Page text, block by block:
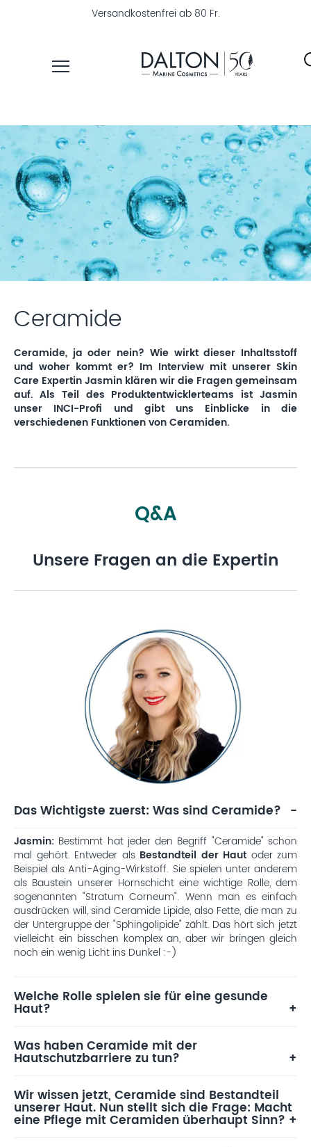
Versandkostenfrei ab 80 Fr.
PFLEGELINIEN
PRODUKTFINDER
ÜBER
DALTON
MAGAZIN
INSTITUTSKOSMETIK
Ceramide
Ceramide, ja oder nein? Wie wirkt dieser Inhaltsstoff
und woher kommt er? Im Interview mit unserer Skin
Care Expertin Jasmin klären wir die Fragen gemeinsam
auf. Als Teil des Produktentwicklerteams ist Jasmin
unser INCI-Profi und gibt uns Einblicke in die
verschiedenen Funktionen von Ceramiden.
Q&A
Unsere Fragen an die Expertin
Das Wichtigste zuerst: Was sind Ceramide?
Jasmin: Bestimmt hat jeder den Begriff "Ceramide" schon
mal gehört. Entweder alsBestandteil der Haut oder zum
Beispiel als Anti-Aging-Wirkstoff. Sie spielen unter anderem
als Baustein unserer Hornschicht eine wichtige Rolle, dem
sogenannten "Stratum Corneum". Wenn man es einfach
ausdrücken will, sind Ceramide Lipide, also Fette, die man zu
der Untergruppe der "Sphingolipide" zählt. Das hört sich jetzt
vielleicht ein bisschen komplex an, aber wir bringen gleich
noch ein wenig Licht ins Dunkel :-)
Welche Rolle spielen sie für eine gesunde
Haut?
Was haben Ceramide mit der
Hautschutzbarriere zu tun?
Wir wissen jetzt, Ceramide sind Bestandteil
unserer Haut. Nun stellt sich die Frage: Macht
eine Pflege mit Ceramiden überhaupt Sinn?